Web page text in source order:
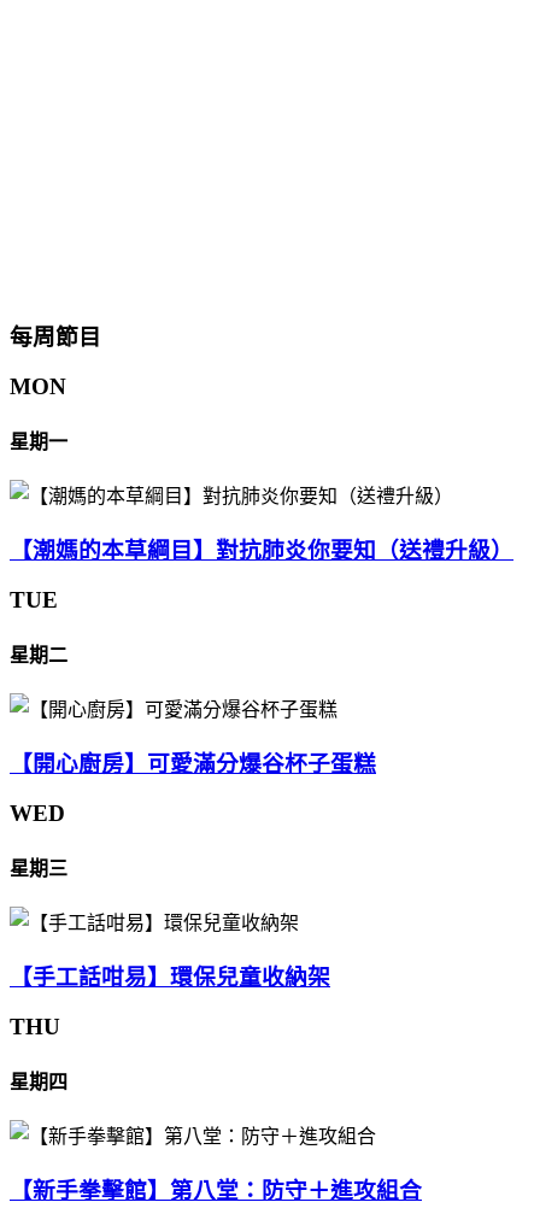
每周節目
MON
星期一
【潮媽的本草綱目】對抗肺炎你要知（送禮升級）
TUE
星期二
【開心廚房】可愛滿分爆谷杯子蛋糕
WED
星期三
【手工話咁易】環保兒童收納架
THU
星期四
【新手拳擊館】第八堂：防守＋進攻組合